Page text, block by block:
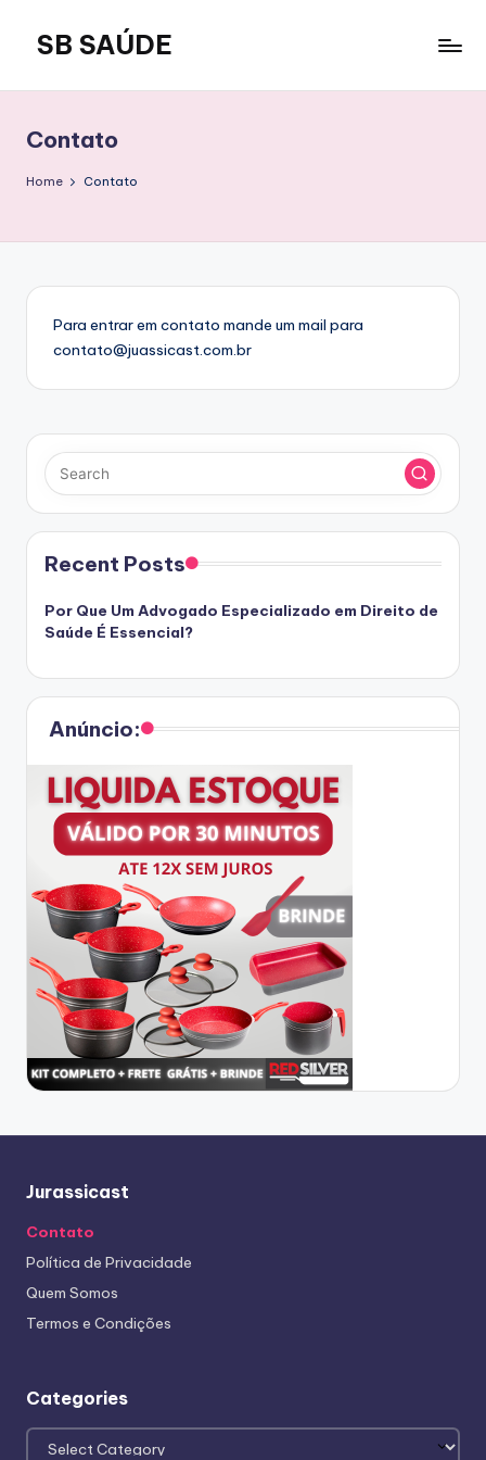
content
SB SAÚDE
Contato
Home Contato
Para entrar em contato mande um mail para
contato@juassicast.com.br
Recent Posts
Por Que Um Advogado Especializado em Direito de
Saúde É Essencial?
Anúncio:
Jurassicast
Contato
Política de Privacidade
Quem Somos
Termos e Condições
Categories
Categories